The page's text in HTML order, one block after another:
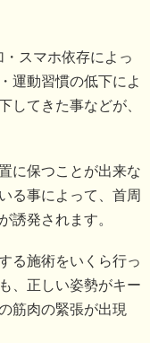
スマホ依存によっ
運動習慣の低下によ
してきた事などが、
に保つことが出来な
る事によって、首周
誘発されます。
る施術をいくら行っ
、正しい姿勢がキー
筋肉の緊張が出現